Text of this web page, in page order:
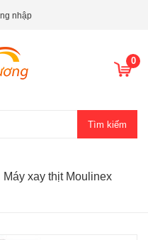
nhập
0
Tìm kiếm
Máy xay thịt Moulinex